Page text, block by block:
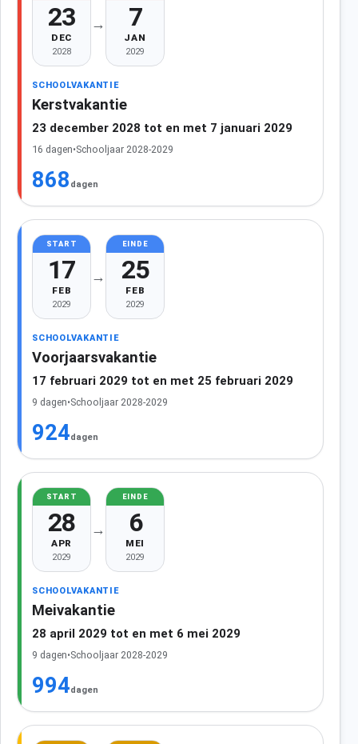
23
DEC
2028
→ 7
JAN
2029
SCHOOLVAKANTIE
Kerstvakantie
23 december 2028 tot en met 7 januari 2029
16 dagen•Schooljaar 2028-2029
868 dagen
START
17
FEB
2029
→
EINDE
25
FEB
2029
SCHOOLVAKANTIE
Voorjaarsvakantie
17 februari 2029 tot en met 25 februari 2029
9 dagen•Schooljaar 2028-2029
924dagen
START
28
APR
2029
→
EINDE
6
MEI
2029
SCHOOLVAKANTIE
Meivakantie
28 april 2029 tot en met 6 mei 2029
9 dagen•Schooljaar 2028-2029
994dagen